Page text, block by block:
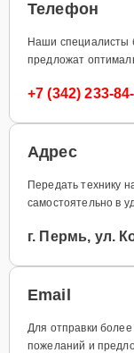
Телефон
Наши специалисты
предложат
+7 (342) 233-
Адрес
Передать технику
самостоятельно в
г. Пермь, ул.
Email
Для отправки
пожеланий и